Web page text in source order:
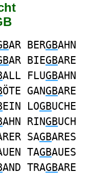
AR BERGBAHN
AR BIEGBARE
ALL FLUGBAHN
ÖTE GANGBARE
EIN LOGBUCHE
AHN RINGBUCH
SAGBARES
TAGBAUES
AND TRAGBARE